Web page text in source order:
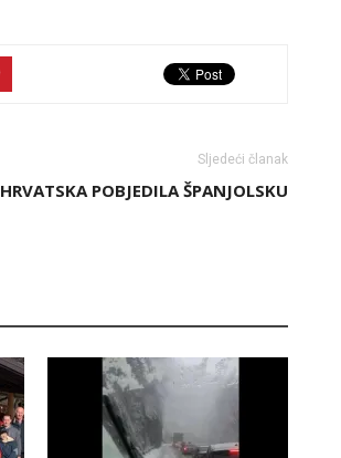
Sljedeći članak
HRVATSKA POBJEDILA ŠPANJOLSKU